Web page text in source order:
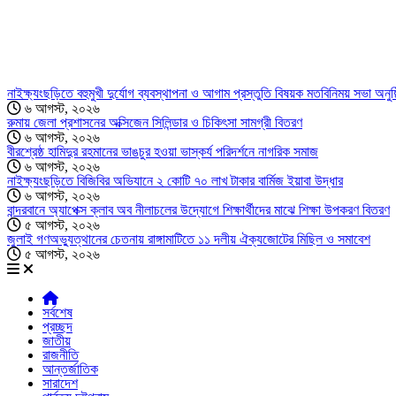
নাইক্ষ্যংছড়িতে বহুমুখী দুর্যোগ ব্যবস্থাপনা ও আগাম প্রস্তুতি বিষয়ক মতবিনিময় সভা
৬ আগস্ট, ২০২৬
রুমায় জেলা প্রশাসনের অক্সিজেন সিলিন্ডার ও চিকিৎসা সামগ্রী বিতরণ
৬ আগস্ট, ২০২৬
বীরশ্রেষ্ঠ হামিদুর রহমানের ভাঙচুর হওয়া ভাস্কর্য পরিদর্শনে নাগরিক সমাজ
৬ আগস্ট, ২০২৬
নাইক্ষ্যংছড়িতে বিজিবির অভিযানে ২ কোটি ৭০ লাখ টাকার বার্মিজ ইয়াবা উদ্ধার
৬ আগস্ট, ২০২৬
বান্দরবানে অ্যাপেক্স ক্লাব অব নীলাচলের উদ্যোগে শিক্ষার্থীদের মাঝে শিক্ষা উপকরণ বিতরণ
৫ আগস্ট, ২০২৬
জুলাই গণঅভ্যুত্থানের চেতনায় রাঙ্গামাটিতে ১১ দলীয় ঐক্যজোটের মিছিল ও সমাবেশ
৫ আগস্ট, ২০২৬
সর্বশেষ
প্রচ্ছদ
জাতীয়
রাজনীতি
আন্তর্জাতিক
সারাদেশ